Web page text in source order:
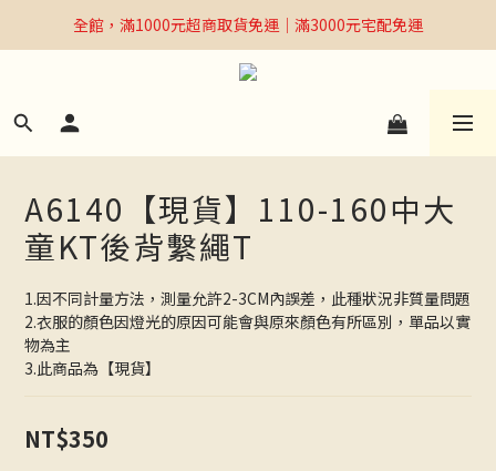
全館，滿1000元超商取貨免運｜滿3000元宅配免運
全館，滿1000元超商取貨免運｜滿3000元宅配免運
Welcome
全館，滿1000元超商取貨免運｜滿3000元宅配免運
A6140【現貨】110-160中大
童KT後背繫繩T
1.因不同計量方法，測量允許2-3CM內誤差，此種狀況非質量問題
2.衣服的顏色因燈光的原因可能會與原來顏色有所區別，單品以實
物為主
3.此商品為【現貨】
NT$350